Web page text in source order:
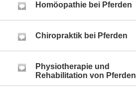
Homöopathie bei Pferden
Chiropraktik bei Pferden
Physiotherapie und
Rehabilitation von Pferden